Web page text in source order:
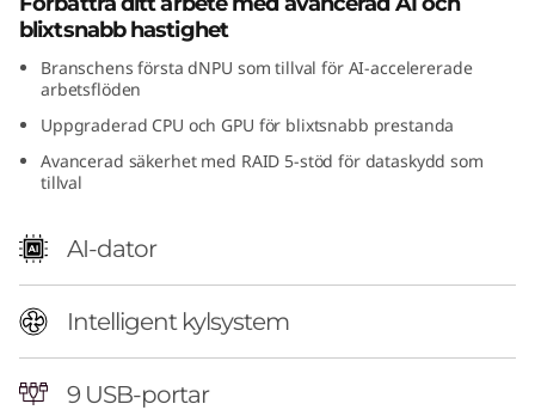
F
e
blixtsnabb hastighet
Branschens första dNPU som tillval för AI-accelererade
arbetsflöden
Uppgraderad CPU och GPU för blixtsnabb prestanda
Avancerad säkerhet med RAID 5-stöd för dataskydd som
tillval
AI-dator
Intelligent kylsystem
9 USB-portar